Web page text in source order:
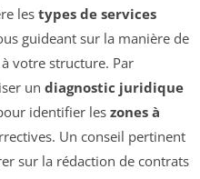
les types de services
guideant sur la manière de
votre structure. Par
un diagnostic juridique
identifier leszones à
Un conseil pertinent
sur la rédaction de contrats